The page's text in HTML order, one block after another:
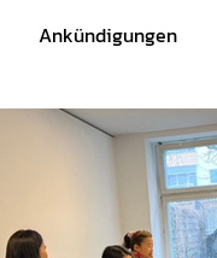
Ankündigungen
Verhaltensregeln